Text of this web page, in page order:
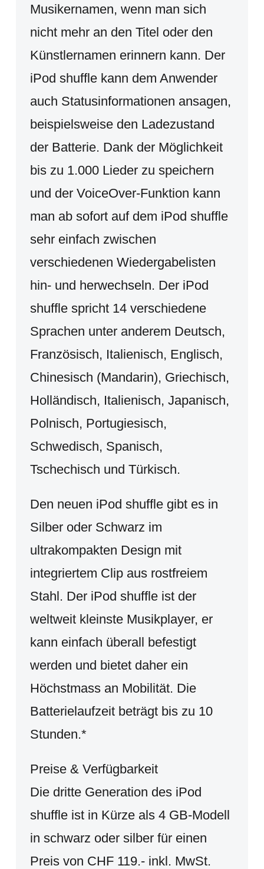
Musikernamen, wenn man sich
nicht mehr an den Titel oder den
Künstlernamen erinnern kann. Der
iPod shuffle kann dem Anwender
auch Statusinformationen ansagen,
beispielsweise den Ladezustand
der Batterie. Dank der Möglichkeit
bis zu 1.000 Lieder zu speichern
und der VoiceOver-Funktion kann
man ab sofort auf dem iPod shuffle
sehr einfach zwischen
verschiedenen Wiedergabelisten
hin- und herwechseln. Der iPod
shuffle spricht 14 verschiedene
Sprachen unter anderem Deutsch,
Französisch, Italienisch, Englisch,
Chinesisch (Mandarin), Griechisch,
Holländisch, Italienisch, Japanisch,
Polnisch, Portugiesisch,
Schwedisch, Spanisch,
Tschechisch und Türkisch.
Den neuen iPod shuffle gibt es in
Silber oder Schwarz im
ultrakompakten Design mit
integriertem Clip aus rostfreiem
Stahl. Der iPod shuffle ist der
weltweit kleinste Musikplayer, er
kann einfach überall befestigt
werden und bietet daher ein
Höchstmass an Mobilität. Die
Batterielaufzeit beträgt bis zu 10
Stunden.*
Preise & Verfügbarkeit
Die dritte Generation des iPod
shuffle ist in Kürze als 4 GB-Modell
in schwarz oder silber für einen
Preis von CHF 119.- inkl. MwSt.